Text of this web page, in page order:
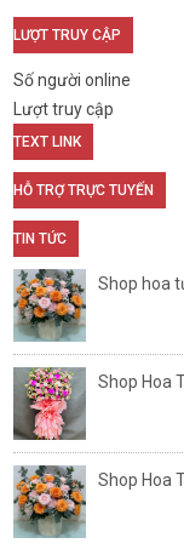
LƯỢT TRUY CẬP
Số người online
Lượt truy cập
TEXT LINK
HỖ TRỢ TRỰC TUYẾN
TIN TỨC
Shop hoa
Shop Hoa
Shop Hoa